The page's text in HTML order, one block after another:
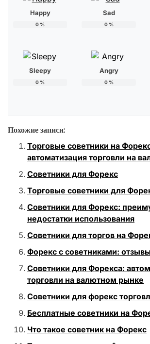
Happy
0 %
Sad
0%
Sleepy
0 %
Angry
0%
Похожие записи:
Торговые советники на
автоматизация торговли на
Советники для Форекс
Торговые советники для
Советники для Форекс:
недостатки использования
Советники для торгов на
Форекс с советниками: отзывы
Советники для Форекса:
торговли на валютном рынке
Советники для форекс
Бесплатные советники на
Что такое советник на Форекс